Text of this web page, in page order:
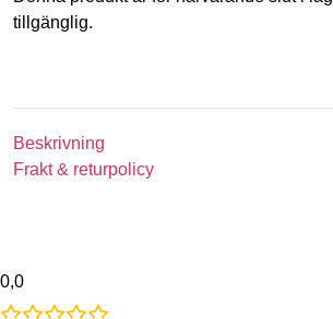
tillgänglig.
Beskrivning
Frakt & returpolicy
0,0